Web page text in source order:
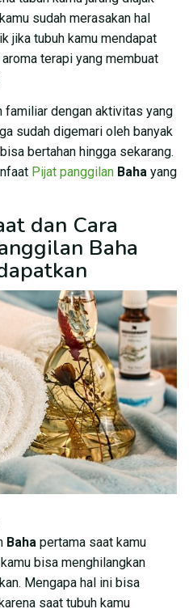
sudah merasakan hal
jika tubuh kamu mendapat
terapi yang membuat
familiar dengan aktivitas yang
sudah digemari oleh banyak
bertahan hingga sekarang.
Pijat panggilan Baha yang
dan Cara
Baha
Baha pertama saat kamu
bisa menghilangkan
Mengapa hal ini bisa
saat tubuh kamu